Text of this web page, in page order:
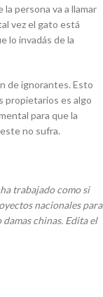
persona va a llamar
vez el gato está
lo invadás de la
de ignorantes. Esto
propietarios es algo
para que la
no sufra.
trabajado como si
nacionales para
chinas. Edita el